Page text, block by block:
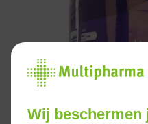
Wij beschermen